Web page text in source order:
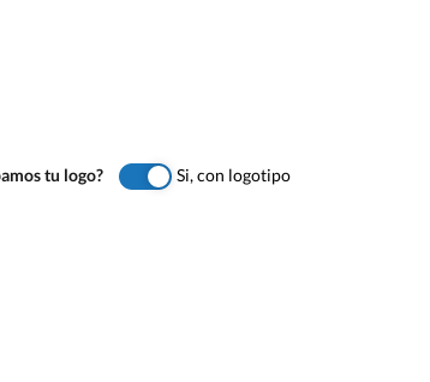
tu logo? Si, con logotipo